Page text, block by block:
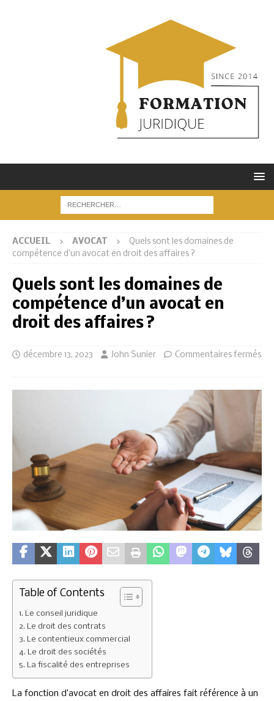
ACCUEIL AVOCAT
Quels sont les domaines de
compétence d’un avocat en droit des affaires ?
Quels sont les domaines de
compétence d’un avocat en
droit des affaires ?
décembre 13, 2023 John Sunier Commentaires fermés
Table of Contents
Le conseil juridique
Le droit des contrats
Le contentieux commercial
Le droit des sociétés
La fiscalité des entreprises
La fonction d’avocat en droit des affaires fait référence à un